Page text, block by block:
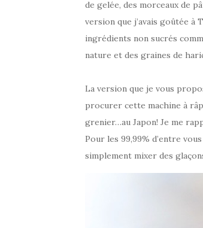
de gelée, des morceaux de
version que j’avais goûtée
ingrédients non sucrés
nature et des graines de
La version que je vous
procurer cette machine à
grenier…au Japon! Je me
Pour les 99,99% d’entre
simplement mixer des